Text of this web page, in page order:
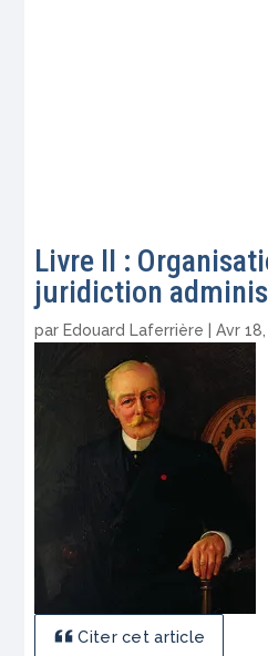
Livre II :
juridiction
parEdouard Laferrière |Avr
Citer cet article